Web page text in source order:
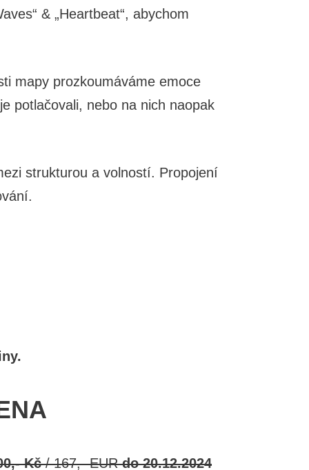
& „Heartbeat“, abychom
mapy prozkoumáváme emoce
potlačovali, nebo na nich naopak
strukturou a volností. Propojení
Kč/ 167,- EURdo 20.12.2024